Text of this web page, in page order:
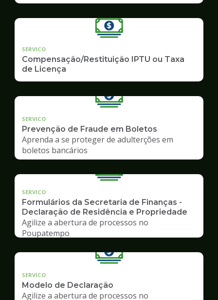
SERVICO
Compensação/Restituição IPTU ou Taxa
de Licença
SERVICO
Prevenção de Fraude em Boletos
Aprenda a se proteger de adulterções em
boletos bancários
SERVICO
Formulários da Secretaria de Finanças -
Declaração de Residência e Propriedade
Agilize a abertura de processos no
Poupatempo
SERVICO
Modelo de Declaração
Agilize a abertura de processos no